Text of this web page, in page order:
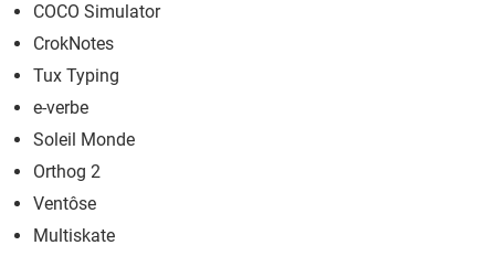
COCO Simulator
CrokNotes
Tux Typing
e-verbe
Soleil Monde
Orthog 2
Ventôse
Multiskate